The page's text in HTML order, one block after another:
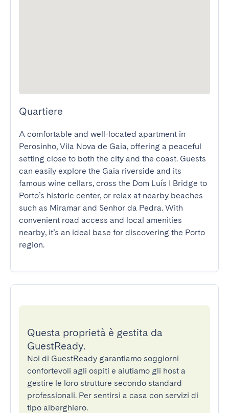
Quartiere
A comfortable and well-located apartment in
Perosinho, Vila Nova de Gaia, offering a peaceful
setting close to both the city and the coast. Guests
can easily explore the Gaia riverside and its
famous wine cellars, cross the Dom Luís I Bridge to
Porto’s historic center, or relax at nearby beaches
such as Miramar and Senhor da Pedra. With
convenient road access and local amenities
nearby, it’s an ideal base for discovering the Porto
region.
Questa proprietà è gestita da
GuestReady.
Noi di GuestReady garantiamo soggiorni
confortevoli agli ospiti e aiutiamo gli host a
gestire le loro strutture secondo standard
professionali. Per sentirsi a casa con servizi di
tipo alberghiero.